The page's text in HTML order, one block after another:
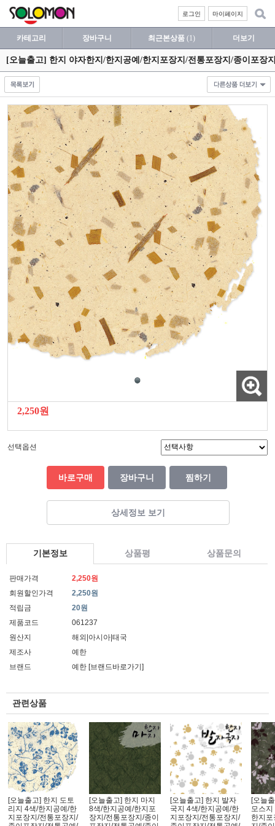
마이페이지
로그인
카테고리 장바구니 최근본상품 (1) 더보기
[오늘출고] 한지 야자한지/한지공예/한지포장지/전통포장지/종이포장
2,250원
선택옵션
바로구매 장바구니 찜하기
상세정보 보기
기본정보 상품평 상품문의
판매가격
2,250원
회원할인가격
2,250원
적립금
20원
제품코드
061237
원산지
해외|아시아|태국
제조사
예한
브랜드
예한 [브랜드바로가기]
관련상품
[오늘출고] 한지 도토
리지 4색/한지공예/한
지포장지/전통포장지/
[오늘출고] 한지 마지
8색/한지공예/한지포
장지/전통포장지/종이
[오늘출고] 한지 발자
국지 4색/한지공예/한
지포장지/전통포장지/
[오늘
모스
한지